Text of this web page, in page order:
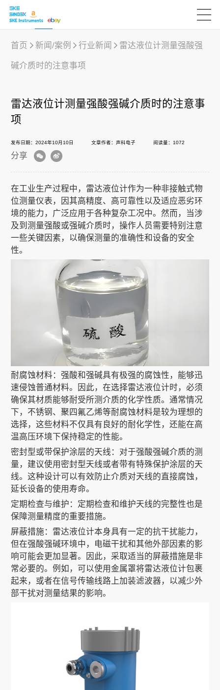
行业应用
下载中心
新闻/案例
声科之“芯”
关于我们
首页 新闻/案例 行业新闻 雷达液位计测量强酸强
碱介质时的注意事项
雷达液位计测量强酸强碱介质时的注意事
项
发布日期：2024年10月10日 文章作者：声科电子 阅读量：1072
分享
在工业生产过程中， 雷达液位计作为一种非接触式物
位测量仪表，因其高精度、高可靠性以及适应恶劣环
境的能力，广泛应用于各种复杂工况中。然而，当涉
及到测量强酸或强碱介质时，操作人员需要特别注意
一些关键因素，以确保测量的准确性和设备的安全
性。
耐腐蚀材料：强酸和强碱具有极强的腐蚀性，能够迅
速侵蚀普通材料。因此，在选择雷达液位计时，必须
确保其材质能够耐受所测介质的化学性质。通常情况
下，不锈钢、聚四氟乙烯等耐腐蚀材料是较为理想的
选择，这些材料不仅具有良好的耐化学性，还能在高
温高压环境下保持稳定的性能。
密封型或带保护涂层的天线：对于强酸强碱介质的测
量，建议使用密封型天线或者带有特殊保护涂层的天
线。这种设计可以有效防止介质对天线的直接腐蚀，
延长设备的使用寿命。
定期检查与维护：定期检查和维护天线的完整性也是
保障测量精度的重要措施。
屏蔽措施：雷达液位计本身具有一定的抗干扰能力，
但在强酸强碱环境中，电磁干扰和其他外部因素的影
响可能会更加显著。因此，采取适当的屏蔽措施是非
常必要的。例如，可以使用金属罩将雷达液位计包裹
起来，或者在信号传输线路上加装滤波器，以减少外
部干扰对测量结果的影响。